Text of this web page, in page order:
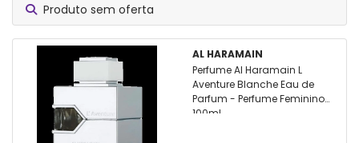
Produto sem oferta
AL HARAMAIN
Perfume Al Haramain L
Aventure Blanche Eau de
Parfum - Perfume Feminino
100ml